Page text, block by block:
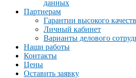
данных
Партнерам
Гарантии высокого
Личный кабинет
Варианты делового
Наши работы
Контакты
Цены
Оставить заявку